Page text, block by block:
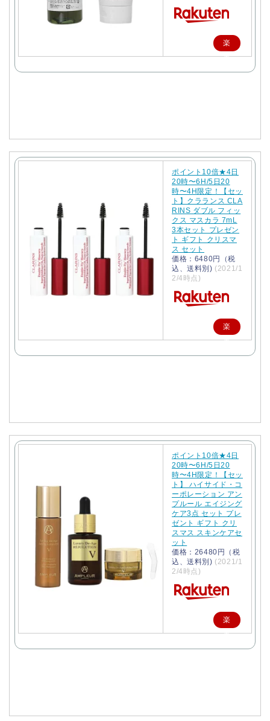
楽
天
ポイント10倍★4日
20時〜6H/5日20
時〜4H限定！【セッ
ト】クラランス CLA
RINS ダブル フィッ
クス マスカラ 7mL
3本セット プレゼン
ト ギフト クリスマ
ス セット
価格：6480円（税
込、送料別) (2021/1
2/4時点)
楽
天
ポイント10倍★4日
20時〜6H/5日20
時〜4H限定！【セッ
ト】 ハイサイド・コ
ーポレーション アン
プルール エイジング
ケア3点 セット プレ
ゼント ギフト クリ
スマス スキンケアセ
ット
価格：26480円（税
込、送料別) (2021/1
2/4時点)
楽
天